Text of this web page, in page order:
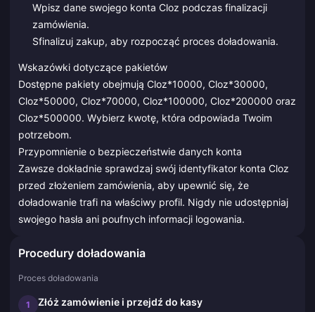
Wpisz dane swojego konta Cloz podczas finalizacji
zamówienia.
Sfinalizuj zakup, aby rozpocząć proces doładowania.
Wskazówki dotyczące pakietów
Dostępne pakiety obejmują Cloz*10000, Cloz*30000,
Cloz*50000, Cloz*70000, Cloz*100000, Cloz*200000 oraz
Cloz*500000. Wybierz kwotę, która odpowiada Twoim
potrzebom.
Przypomnienie o bezpieczeństwie danych konta
Zawsze dokładnie sprawdzaj swój identyfikator konta Cloz
przed złożeniem zamówienia, aby upewnić się, że
doładowanie trafi na właściwy profil. Nigdy nie udostępniaj
swojego hasła ani poufnych informacji logowania.
Procedury doładowania
Proces doładowania
1 Złóż zamówienie i przejdź do kasy